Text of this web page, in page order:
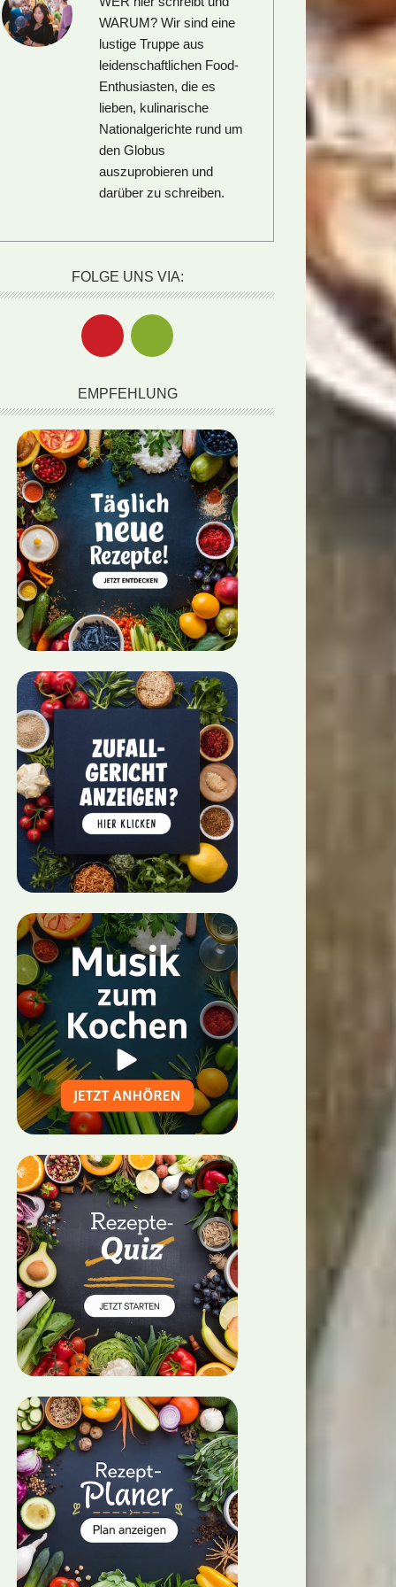
WARUM?Wir sind eine
lustige Truppe aus
leidenschaftlichen Food-
Enthusiasten, die es
lieben, kulinarische
Nationalgerichte rund um
den Globus
auszuprobieren und
darüber zu schreiben.
FOLGE UNS VIA:
EMPFEHLUNG